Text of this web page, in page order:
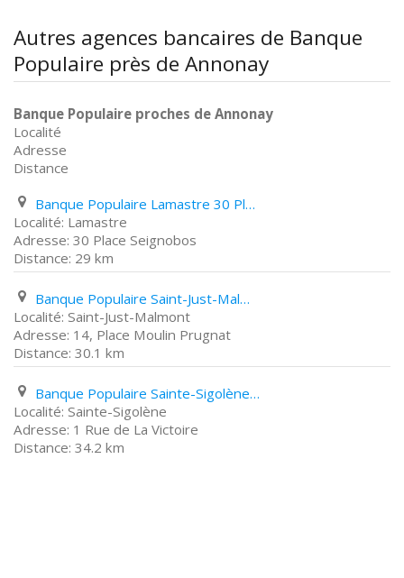
Autres agences bancaires de Banque
Populaire près de Annonay
Banque Populaire proches de Annonay
Localité
Adresse
Distance
Banque Populaire Lamastre 30 Place Seignobos
Lamastre
30 Place Seignobos
29 km
Banque Populaire Saint-Just-Malmont 14, Place Moulin Prugnat
Saint-Just-Malmont
14, Place Moulin Prugnat
30.1 km
Banque Populaire Sainte-Sigolène 1 Rue de La Victoire
Sainte-Sigolène
1 Rue de La Victoire
34.2 km